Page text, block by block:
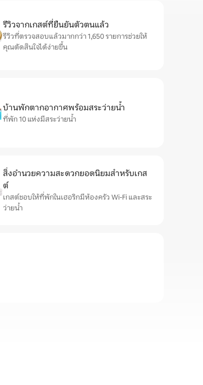
รีวิวจากเกสต์ที่ยืนยันตัวตนแล้ว
รีวิวที่ตรวจสอบแล้วมากกว่า 1,650 รายการช่วยให้
คุณตัดสินใจได้ง่ายขึ้น
บ้านพักตากอากาศพร้อมสระว่ายน้ำ
ที่พัก 10 แห่งมีสระว่ายน้ำ
สิ่งอำนวยความสะดวกยอดนิยมสำหรับเกส
ต์
เกสต์ชอบให้ที่พักในเฮอริกมีห้องครัว Wi-Fi และสระ
ว่ายน้ำ